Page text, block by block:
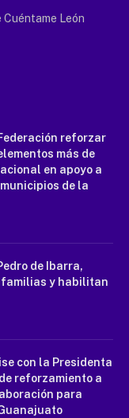
Cuéntame León
reforzar
más de
en apoyo a
de la
de Ibarra,
familias y habilitan
con la Presidenta
reforzamiento a
para